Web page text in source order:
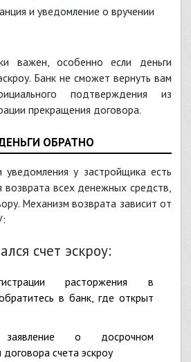
и уведомление о вручении
важен, особенно если деньги
Банк не сможет вернуть вам
подтверждения из
прекращения договора.
ОБРАТНО
у застройщика есть
всех денежных средств,
Механизм возврата зависит от
счет эскроу:
в банк, где открыт
счета эскроу